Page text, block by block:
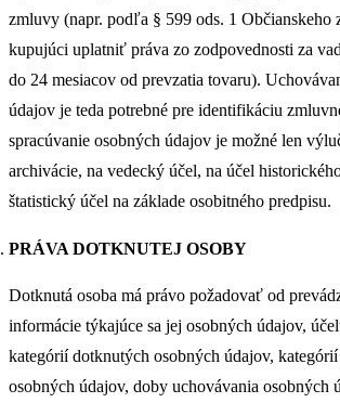
zmluvy (napr. podľa § 599 ods. 1 Občianskeho
kupujúci uplatniť práva zo zodpovednosti za
do 24 mesiacov od prevzatia tovaru).
údajov je teda potrebné pre identifikáciu
spracúvanie osobných údajov je možné len
archivácie, na vedecký účel, na účel
štatistický účel na základe osobitného predpisu.
PRÁVA DOTKNUTEJ OSOBY
Dotknutá osoba má právo požadovať od
informácie týkajúce sa jej osobných údajov,
kategórií dotknutých osobných údajov,
osobných údajov, doby uchovávania osobných